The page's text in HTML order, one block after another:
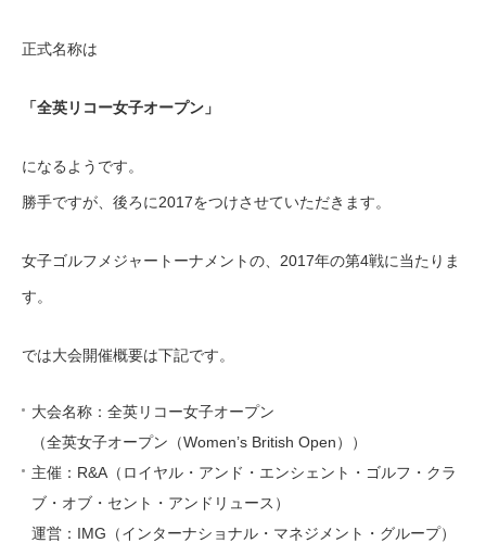
正式名称は
「全英リコー女子オープン」
になるようです。
勝手ですが、後ろに2017をつけさせていただきます。
女子ゴルフメジャートーナメントの、2017年の第4戦に当たりま
す。
では大会開催概要は下記です。
大会名称：全英リコー女子オープン
（全英女子オープン（Women’s British Open））
主催：R&A（ロイヤル・アンド・エンシェント・ゴルフ・クラ
ブ・オブ・セント・アンドリュース）
運営：IMG（インターナショナル・マネジメント・グループ）